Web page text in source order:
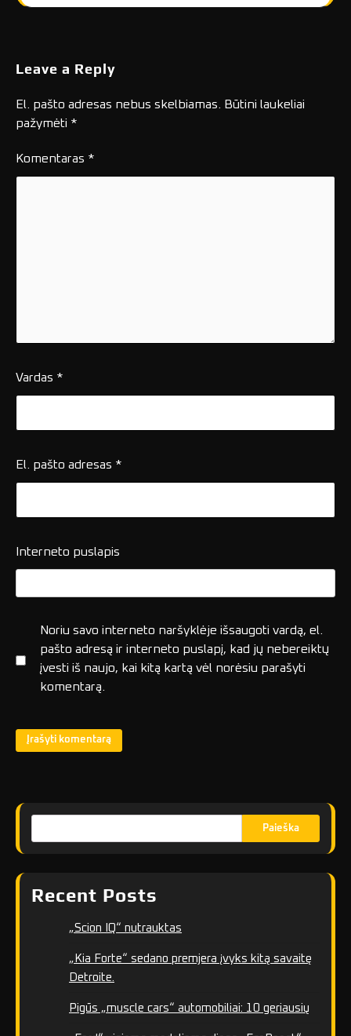
Leave a Reply
El. pašto adresas nebus skelbiamas.
Būtini laukeliai
pažymėti *
Komentaras *
Vardas *
El. pašto adresas *
Interneto puslapis
Noriu savo interneto naršyklėje išsaugoti vardą, el.
pašto adresą ir interneto puslapį, kad jų nebereiktų
įvesti iš naujo, kai kitą kartą vėl norėsiu parašyti
komentarą.
Paieška
Recent Posts
„Scion IQ“ nutrauktas
„Kia Forte“ sedano premjera įvyks kitą savaitę
Detroite.
Pigūs „muscle cars“ automobiliai: 10 geriausių